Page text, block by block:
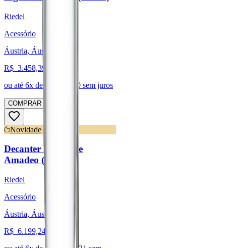
Riedel
Acessório
Áustria, Áustria
R$ 3.458,39
ou até 6x de R$ 576,40 sem juros
COMPRAR
Novidade
Decanter Black Tie
Amadeo (Riedel)
Riedel
Acessório
Áustria, Áustria
R$ 6.199,24